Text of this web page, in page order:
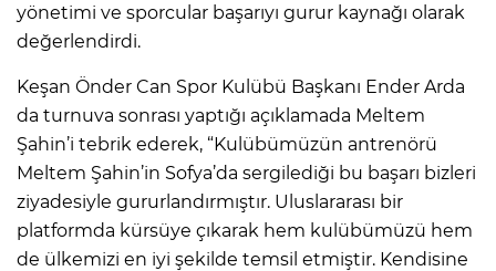
yönetimi ve sporcular başarıyı gurur kaynağı olarak
değerlendirdi.
Keşan Önder Can Spor Kulübü Başkanı Ender Arda
da turnuva sonrası yaptığı açıklamada Meltem
Şahin’i tebrik ederek, “Kulübümüzün antrenörü
Meltem Şahin’in Sofya’da sergilediği bu başarı bizleri
ziyadesiyle gururlandırmıştır. Uluslararası bir
platformda kürsüye çıkarak hem kulübümüzü hem
de ülkemizi en iyi şekilde temsil etmiştir. Kendisine